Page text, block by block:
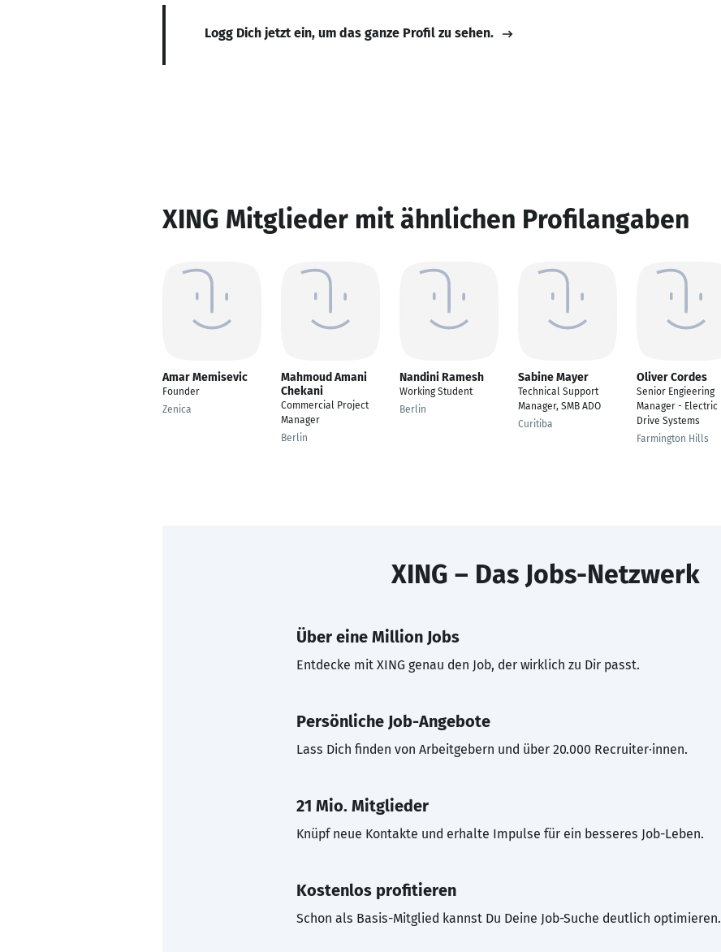
Logg Dich jetzt ein, um das ganze Profil zu sehen.
XING Mitglieder mit ähnlichen Profilangaben
Amar Memisevic
Founder
Zenica
Mahmoud Amani
Chekani
Commercial Project
Manager
Berlin
Nandini Ramesh
Working Student
Berlin
Sabine Mayer
Technical Support
Manager, SMB ADO
Curitiba
Oliver Cordes
Senior Engieering
Manager - Electric
Drive Systems
Farmington Hills
XING – Das Jobs-Netzwerk
Über eine Million Jobs
Entdecke mit XING genau den Job, der wirklich zu Dir passt.
Persönliche Job-Angebote
Lass Dich finden von Arbeitgebern und über 20.000 Recruiter·innen.
21 Mio. Mitglieder
Knüpf neue Kontakte und erhalte Impulse für ein besseres Job-Leben.
Kostenlos profitieren
Schon als Basis-Mitglied kannst Du Deine Job-Suche deutlich optimieren.